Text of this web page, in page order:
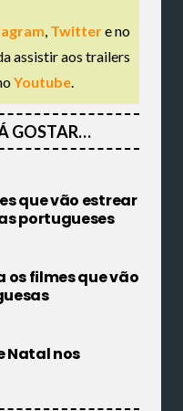
Twittere no
assistir aos trailers
Youtube
GOSTAR…
que vão estrear
portugueses
os filmes que vão
Natal nos